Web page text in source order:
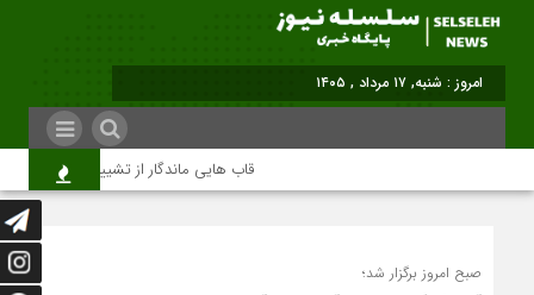
امروز : شنبه, ۱۷ مرداد , ۱۴۰۵
قاب هایی ماندگار از تشییع رهبر شهید در
صبح امروز برگزار شد؛